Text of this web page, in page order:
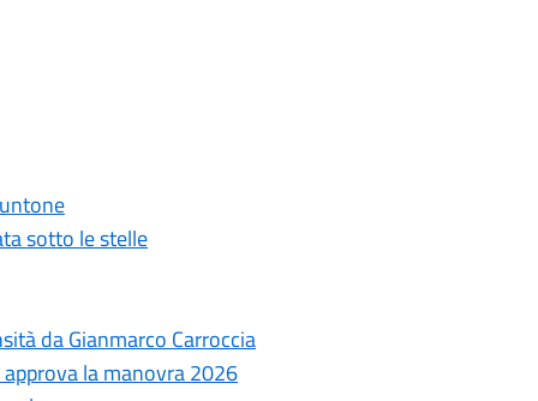
sotto le stelle
da Gianmarco Carroccia
la manovra 2026